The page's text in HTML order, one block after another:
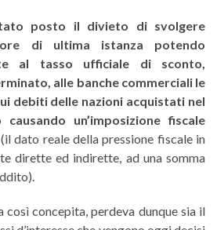
posto il divieto di svolgere
di ultima istanza potendo
al tasso ufficiale di sconto,
alle banche commerciali le
debiti delle nazioni acquistati nel
un’imposizione fiscale
(il dato reale della pressione fiscale in
dirette ed indirette, ad una somma
così concepita, perdeva dunque sia il